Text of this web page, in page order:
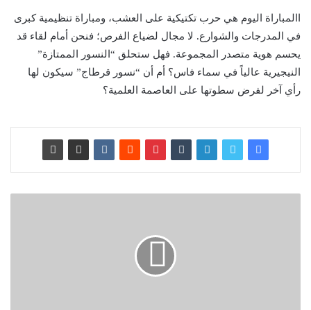
االمباراة اليوم هي حرب تكتيكية على العشب، ومباراة تنظيمية كبرى
في المدرجات والشوارع. لا مجال لضياع الفرص؛ فنحن أمام لقاء قد
يحسم هوية متصدر المجموعة. فهل ستحلق “النسور الممتازة”
النيجيرية عالياً في سماء فاس؟ أم أن “نسور قرطاج” سيكون لها
رأي آخر لفرض سطوتها على العاصمة العلمية؟